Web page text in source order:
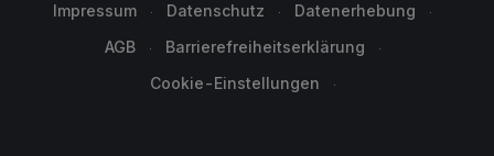
Impressum Datenschutz
Datenerhebung
AGB
Barrierefreiheitserklärung
Cookie-Einstellungen